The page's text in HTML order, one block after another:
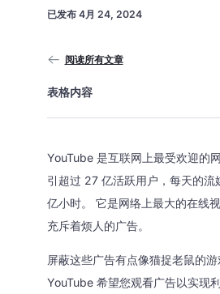
已发布 4月 24, 2024
阅读所有文章
表格内容
YouTube 是互联网上最受欢迎的
引超过 27 亿活跃用户，每天的流
亿小时。 它是网络上最大的在线
充斥着烦人的广告。
屏蔽这些广告有点像猫捉老鼠的
YouTube 希望您观看广告以实现